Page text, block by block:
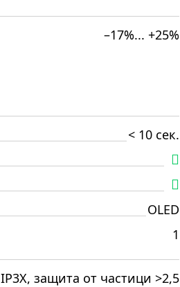
–17%... +25%
< 10 сек.
OLED
1
IP3X, защита от частици >2,5